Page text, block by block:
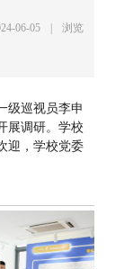
06-05 |
浏览
级巡视员李申
展调研。学校
迎，学校党委